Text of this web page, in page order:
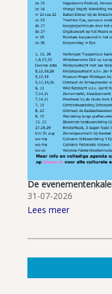
De
31-07-2026
Lees meer